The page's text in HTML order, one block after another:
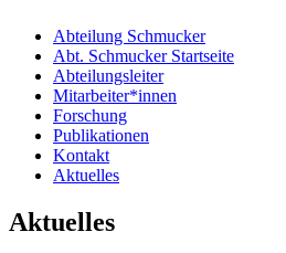
Abteilung Schmucker
Abt. Schmucker Startseite
Abteilungsleiter
Mitarbeiter*innen
Forschung
Publikationen
Kontakt
Aktuelles
Aktuelles